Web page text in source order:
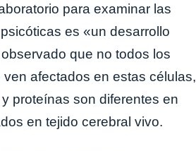
para examinar las
es «un desarrollo
que no todos los
afectados en estas células,
proteínas son diferentes en
en tejido cerebral vivo.